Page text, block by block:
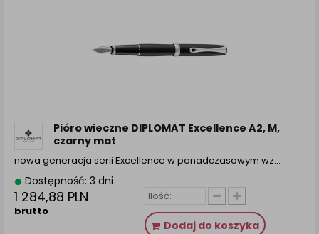
Pióro wieczne DIPLOMAT Excellence A2, M,
czarny mat
nowa generacja serii Excellence w ponadczasowym wz...
Dostępność: 3 dni
1 284,88 PLN
brutto
Dodaj do koszyka